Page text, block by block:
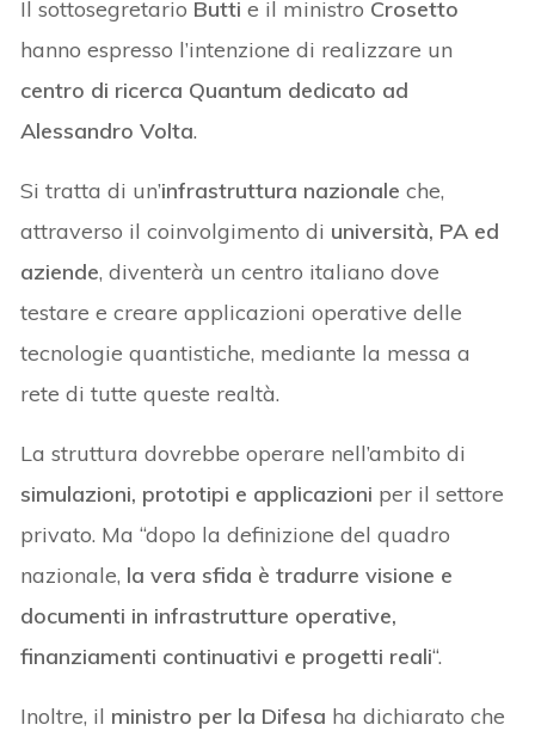
Il sottosegretario Butti e il ministro Crosetto
hanno espresso l’intenzione di realizzare un
centro di ricerca Quantum dedicato ad
Alessandro Volta.
Si tratta di un’infrastruttura nazionale che,
attraverso il coinvolgimento di università, PA ed
aziende, diventerà un centro italiano dove
testare e creare applicazioni operative delle
tecnologie quantistiche, mediante la messa a
rete di tutte queste realtà.
La struttura dovrebbe operare nell’ambito di
simulazioni, prototipi e applicazioni per il settore
privato. Ma “dopo la definizione del quadro
nazionale, la vera sfida è tradurre visione e
documenti in infrastrutture operative,
finanziamenti continuativi e progetti reali“.
Inoltre, il ministro per la Difesa ha dichiarato che